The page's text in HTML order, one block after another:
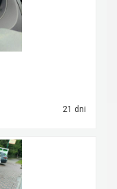
21 dni